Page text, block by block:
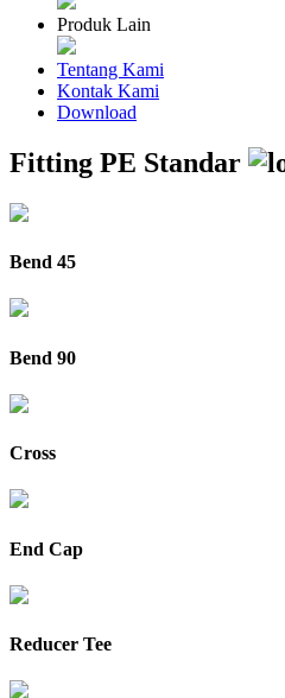
Produk Lain
Tentang Kami
Kontak Kami
Download
Fitting PE Standar
Bend 45
Bend 90
Cross
End Cap
Reducer Tee